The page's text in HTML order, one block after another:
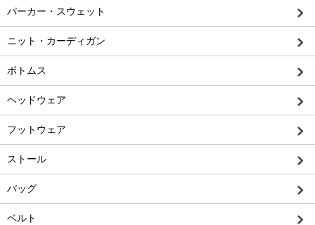
パーカー・スウェット
ニット・カーディガン
ボトムス
ヘッドウェア
フットウェア
ストール
バッグ
ベルト